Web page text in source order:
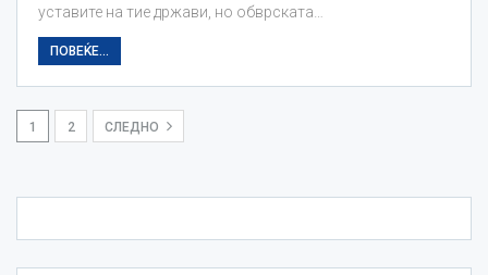
уставите на тие држави, но обврската…
ПОВЕЌЕ...
1 2 СЛЕДНО